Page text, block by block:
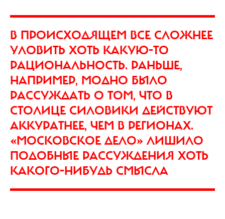
В ПРОИСХОДЯЩЕМ ВСЕ СЛОЖНЕЕ
УЛОВИТЬ ХОТЬ КАКУЮ-ТО
РАЦИОНАЛЬНОСТЬ. РАНЬШЕ,
НАПРИМЕР, МОДНО БЫЛО
РАССУЖДАТЬ О ТОМ, ЧТО В
СТОЛИЦЕ СИЛОВИКИ ДЕЙСТВУЮТ
АККУРАТНЕЕ, ЧЕМ В РЕГИОНАХ.
«МОСКОВСКОЕ ДЕЛО» ЛИШИЛО
ПОДОБНЫЕ РАССУЖДЕНИЯ ХОТЬ
КАКОГО-НИБУДЬ СМЫСЛА